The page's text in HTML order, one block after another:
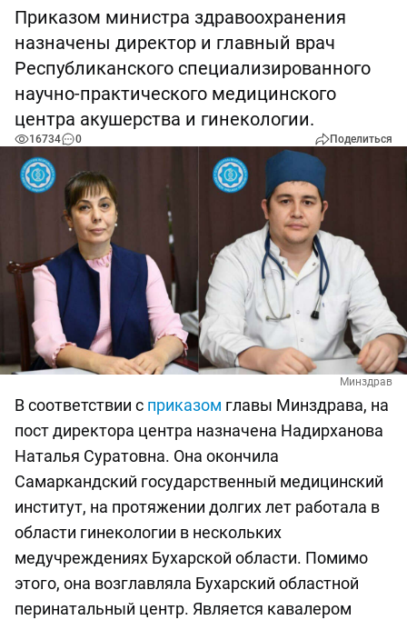
Приказом министра здравоохранения
назначены директор и главный врач
Республиканского специализированного
научно-практического медицинского
центра акушерства и гинекологии.
16734 0 Поделиться
Минздрав
В соответствии с приказом главы Минздрава, на
пост директора центра назначена Надирханова
Наталья Суратовна. Она окончила
Самаркандский государственный медицинский
институт, на протяжении долгих лет работала в
области гинекологии в нескольких
медучреждениях Бухарской области. Помимо
этого, она возглавляла Бухарский областной
перинатальный центр. Является кавалером